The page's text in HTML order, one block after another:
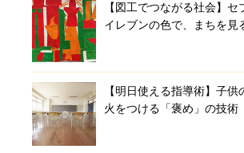
【図工でつながる社会】セ
イレブンの色で、まちを見
【明日使える指導術】子供
火をつける「褒め」の技術